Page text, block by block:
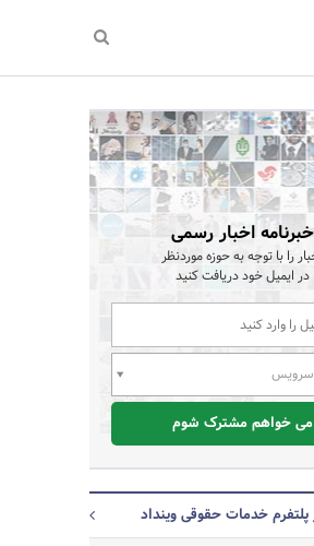
خبرنامه اخبار رسمی
را با توجه به حوزه موردنظر
در ایمیل خود دریافت کنید
سرویس
می خواهم مشترک شوم
پلتفرم خدمات حقوقی وینداد